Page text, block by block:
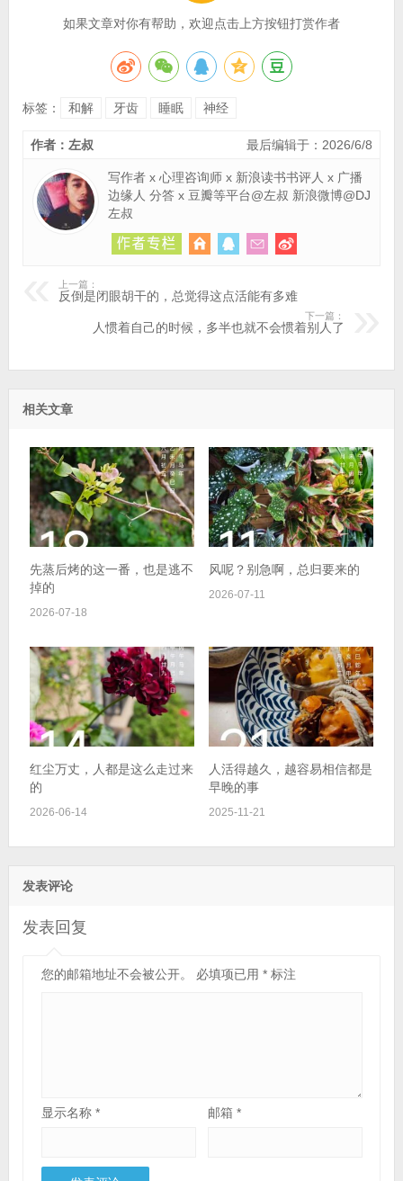
如果文章对你有帮助，欢迎点击上方按钮打赏作者
标签： 和解 牙齿 睡眠 神经
最后编辑于：2026/6/8
作者：左叔
写作者 x 心理咨询师 x 新浪读书书评人 x 广播
边缘人 分答 x 豆瓣等平台@左叔 新浪微博@DJ
左叔
上一篇：
反倒是闭眼胡干的，总觉得这点活能有多难
下一篇：
人惯着自己的时候，多半也就不会惯着别人了
相关文章
先蒸后烤的这一番，也是逃不
掉的
2026-07-18
风呢？别急啊，总归要来的
2026-07-11
红尘万丈，人都是这么走过来
的
2026-06-14
人活得越久，越容易相信都是
早晚的事
2025-11-21
发表评论
发表回复
您的邮箱地址不会被公开。 必填项已用 *标注
显示名称 * 邮箱*